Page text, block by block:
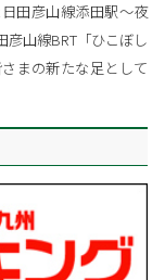
田彦山線添田駅～夜
彦山線BRT「ひこぼし
まの新たな足として